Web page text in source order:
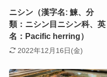
ニシン（漢字名: 鰊、分
類：ニシン目ニシン科、英
名：Pacific herring）
2022年12月16日(金)